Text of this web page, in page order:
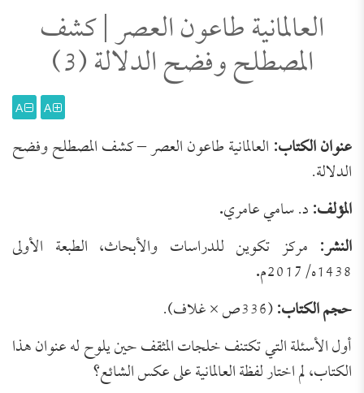
العالمانية طاعون العصر | كشف
المصطلح وفضح الدلالة (3)
A
A
عنوان الكتاب:العالمانية طاعون العصر – كشف المصطلح وفضح
الدلالة.
المؤلف:د. سامي عامري.
النشر: مركز تكوين للدراسات والأبحاث، الطبعة الأولى
1438ه/2017م
.
حجم الكتاب:(336ص × غلاف).
أول الأسئلة التي تكتنف خلجات المثقف حين يلوح له عنوان هذا
الكتاب، لم اختار لفظة العالمانية على عكس الشائع؟